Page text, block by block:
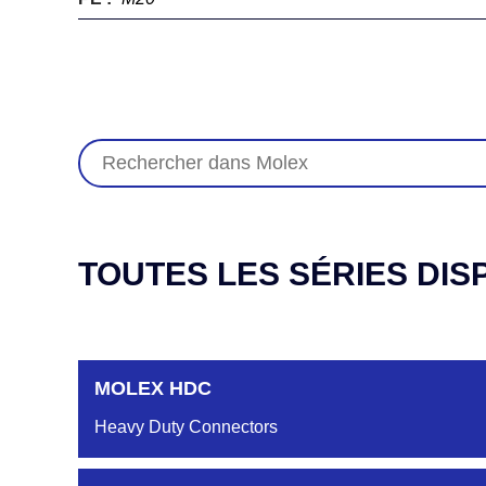
TOUTES LES SÉRIES
MOLEX HDC
Heavy Duty Connectors